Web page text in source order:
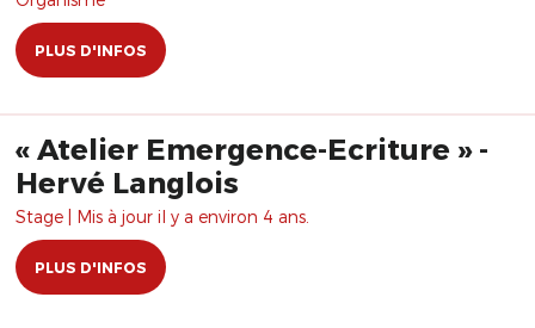
PLUS D'INFOS
« Atelier Emergence-Ecriture » -
Hervé Langlois
Stage | Mis à jour il y a environ 4 ans.
PLUS D'INFOS